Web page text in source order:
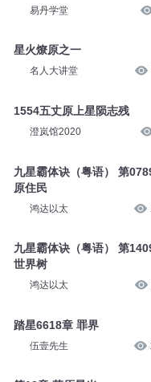
易丹学堂
星火燎原之一
名人大讲堂
1554五丈原上星陨志残
澄岚馆2020
九星霸体诀（粤语） 第
原住民
鸿达以太
九星霸体诀（粤语） 第
世界树
鸿达以太
踏星6618章 罪界
伍壹先生